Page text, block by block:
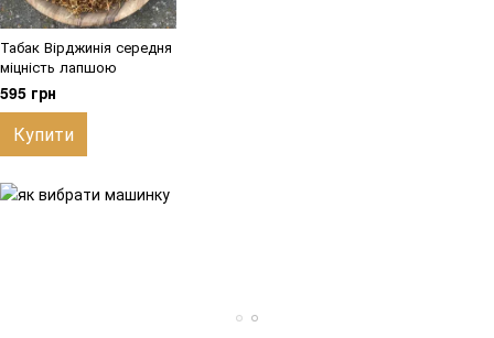
Табак Вірджинія середня
міцність лапшою
595 грн
Купити